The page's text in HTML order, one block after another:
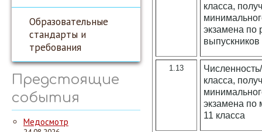
Образовательные
стандарты и
требования
Предстоящие
события
Медосмотр
класса,
экзамена по
выпускников
1.13
класса,
экзамена по
11 класса